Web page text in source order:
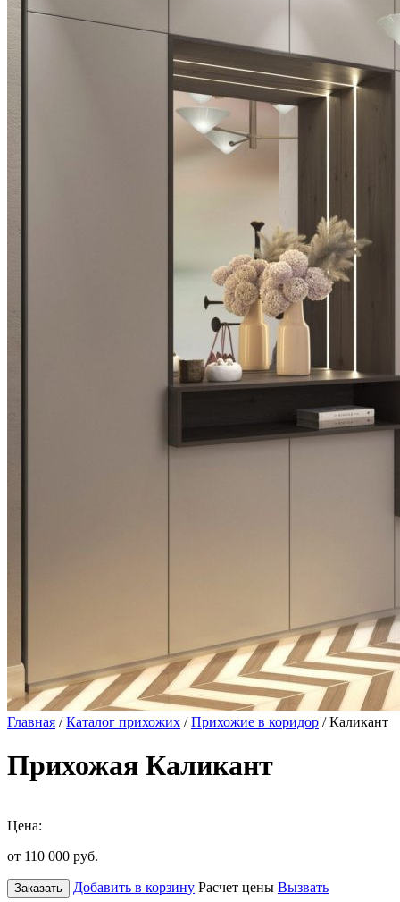
Главная /Каталог прихожих /Прихожие в коридор / Каликант
Прихожая Каликант
Цена:
от 110 000 руб.
Заказать Добавить в корзину Расчет цены Вызвать